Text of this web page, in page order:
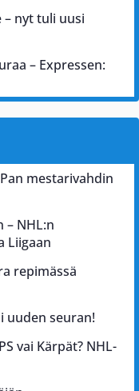
– nyt tuli uusi
– Expressen:
mestarivahdin
– NHL:n
Liigaan
repimässä
uuden seuran!
vai Kärpät? NHL-